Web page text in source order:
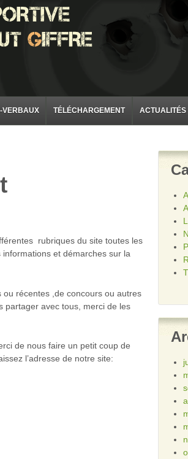
VERBAUX TÉLÉCHARGEMENT ACTUALITÉS
rubriques du site toutes les
et démarches sur la
ou récentes ,de concours ou autres
partager avec tous, merci de les
de nous faire un petit coup de
l’adresse de notre site: